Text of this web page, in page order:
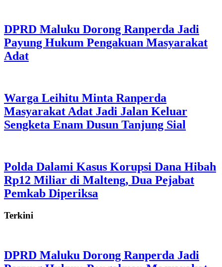
DPRD Maluku Dorong Ranperda Jadi
Payung Hukum Pengakuan Masyarakat
Adat
Warga Leihitu Minta Ranperda
Masyarakat Adat Jadi Jalan Keluar
Sengketa Enam Dusun Tanjung Sial
Polda Dalami Kasus Korupsi Dana Hibah
Rp12 Miliar di Malteng, Dua Pejabat
Pemkab Diperiksa
Terkini
DPRD Maluku Dorong Ranperda Jadi